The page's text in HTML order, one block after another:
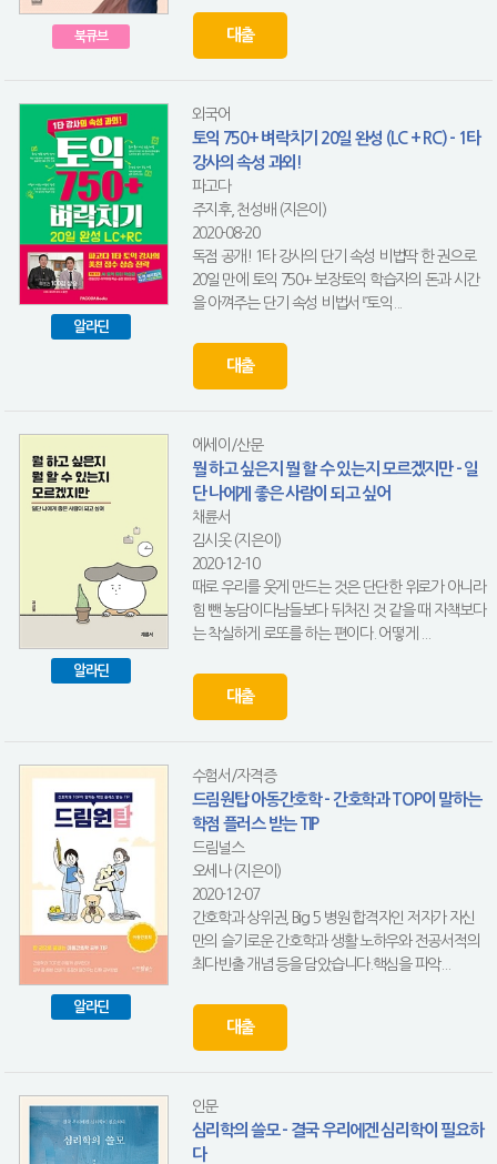
북큐브 대출
알라딘
외국어
토익 750+ 벼락치기 20일 완성 (LC + RC) - 1타
강사의 속성 과외!
파고다
주지후, 천성배 (지은이)
2020-08-20
독점 공개! 1타 강사의 단기 속성 비법딱 한 권으로
20일 만에 토익 750+ 보장토익 학습자의 돈과 시간
을 아껴주는 단기 속성 비법서 『토익...
대출
알라딘
에세이/산문
뭘 하고 싶은지 뭘 할 수 있는지 모르겠지만 - 일
단 나에게 좋은 사람이 되고 싶어
채륜서
김시옷 (지은이)
2020-12-10
때로 우리를 웃게 만드는 것은 단단한 위로가 아니라
힘 뺀 농담이다남들보다 뒤처진 것 같을 때 자책보다
는 착실하게 로또를 하는 편이다. 어떻게 ...
대출
알라딘
수험서/자격증
드림원탑 아동간호학 - 간호학과 TOP이 말하는
학점 플러스 받는 TIP
드림널스
오세나 (지은이)
2020-12-07
간호학과 상위권, Big 5 병원 합격자인 저자가 자신
만의 슬기로운 간호학과 생활 노하우와 전공서적의
최다빈출 개념 등을 담았습니다.핵심을 파악...
대출
인문
심리학의 쓸모 - 결국 우리에겐 심리학이 필요하
다